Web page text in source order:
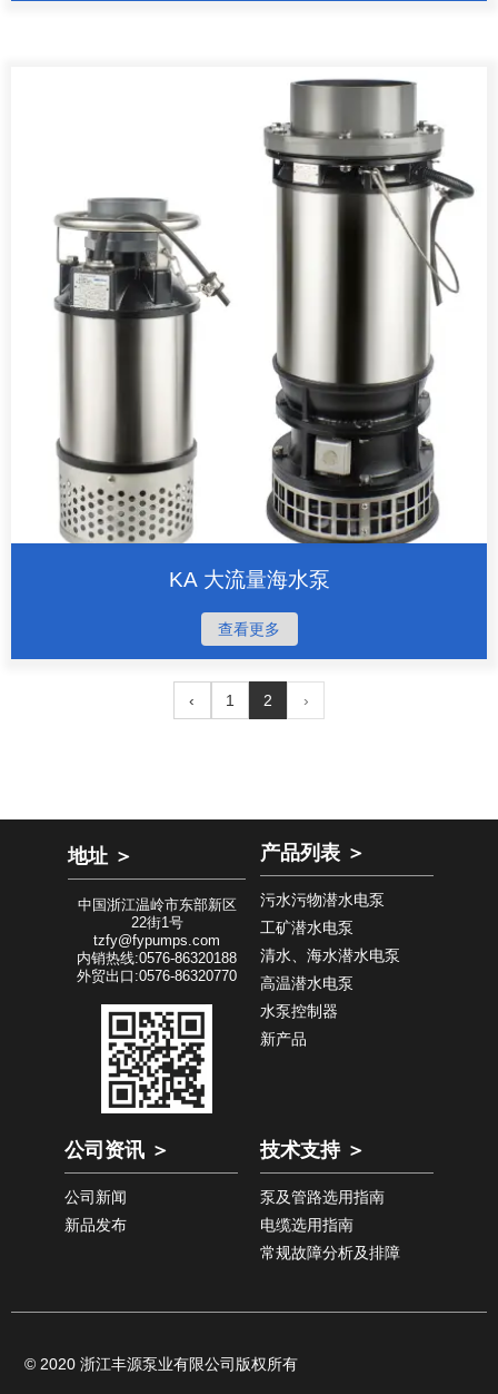
KA 大流量海水泵
查看更多
‹ 1 2 ›
地址 ＞
中国浙江温岭市东部新区
22街1号
tzfy@fypumps.com
内销热线:0576-86320188
外贸出口:0576-86320770
产品列表 ＞
污水污物潜水电泵
工矿潜水电泵
清水、海水潜水电泵
高温潜水电泵
水泵控制器
新产品
公司资讯 ＞
公司新闻
新品发布
技术支持 ＞
泵及管路选用指南
电缆选用指南
常规故障分析及排障
© 2020 浙江丰源泵业有限公司版权所有